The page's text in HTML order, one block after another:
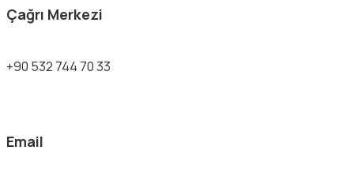
Çağrı Merkezi
+90 532 744 70 33
Email